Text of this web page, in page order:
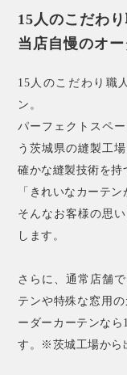
15人のこだわ
当店自慢のオ
15人のこだわり職
ン。
パーフェクトスペ
う茨城県の縫製工
確かな縫製技術を持
「きれいなカーテン
そんなお客様の思
します。
さらに、通常店舗
テンや特殊な窓用
ーダーカーテンなら
す。※茨城工場から